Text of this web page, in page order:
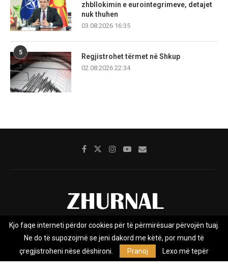
zhbllokimin e eurointegrimeve, detajet
nuk thuhen
03.08.2026 16:35
5
Regjistrohet tërmet në Shkup
02.08.2026 22:34
Rreth nesh Impresumi Marketing
Privacy Policy
Zhurnal.mk është Agjenci e Lajmeve e pavarur, e themeluar në vitin
Kjo faqe interneti përdor cookies për të përmirësuar përvojën tuaj.
Ne do të supozojmë se jeni dakord me këtë, por mund të
çregjistroheni nëse dëshironi.
Pranoj Lexo më tepër